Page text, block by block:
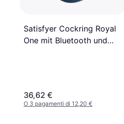
Satisfyer Cockring Royal
One mit Bluetooth und
36,62 €
O 3 pagamenti di 12,20 €